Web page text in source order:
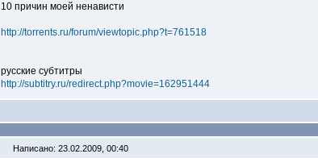
10 причин моей ненависти
http://torrents.ru/forum/viewtopic.php?t=761518
русские субтитры
http://subtitry.ru/redirect.php?movie=162951444
Написано: 23.02.2009, 00:40